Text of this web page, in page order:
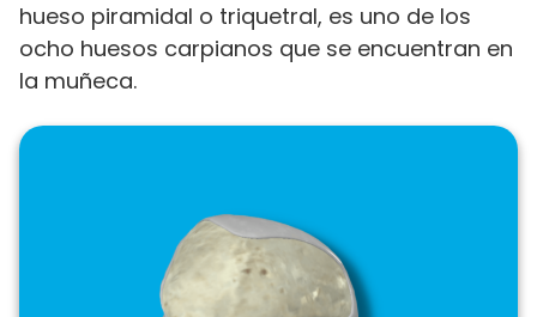
hueso piramidal o triquetral, es uno de los
ocho huesos carpianos que se encuentran en
la muñeca.